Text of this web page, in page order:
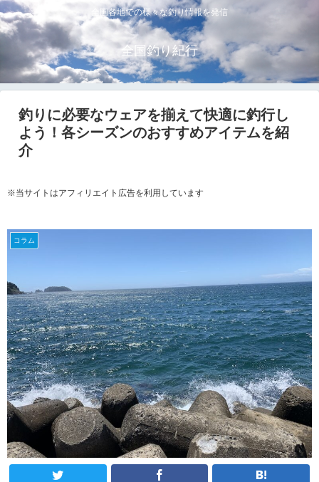
全国各地での様々な釣り情報を発信
全国釣り紀行
釣りに必要なウェアを揃えて快適に釣行し
よう！各シーズンのおすすめアイテムを紹
介
※当サイトはアフィリエイト広告を利用しています
コラム